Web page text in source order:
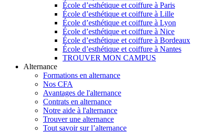
École d’esthétique et coiffure à Paris
École d’esthétique et coiffure à Lille
École d’esthétique et coiffure à Lyon
École d’esthétique et coiffure à Nice
École d’esthétique et coiffure à Bordeaux
École d’esthétique et coiffure à Nantes
TROUVER MON CAMPUS
Alternance
Formations en alternance
Nos CFA
Avantages de l'alternance
Contrats en alternance
Notre aide à l'alternance
Trouver une alternance
Tout savoir sur l’alternance